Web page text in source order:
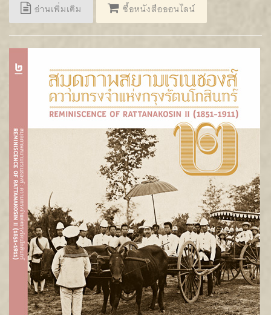
อ่านเพิ่มเติม ซื้อหนังสือออนไลน์